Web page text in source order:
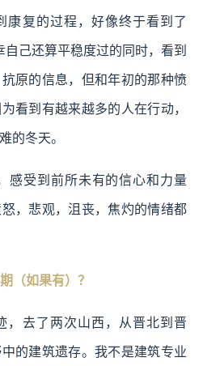
康复的过程，好像终于看到了
己还算平稳度过的同时，看到
原的信息，但和年初的那种愤
看到有越来越多的人在行动，
的冬天。
感受到前所未有的信心和力量
，悲观，沮丧，焦灼的情绪都
（如果有）？
，去了两次山西，从晋北到晋
的建筑遗存。我不是建筑专业